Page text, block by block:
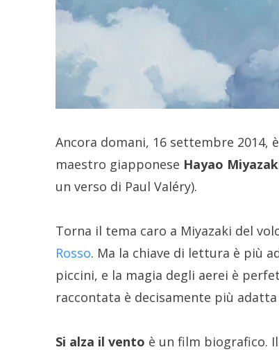
Ancora domani, 16 settembre 2014,
maestro giapponese Hayao
un verso di Paul Valéry).
Torna il tema caro a Miyazaki del
Rosso. Ma la chiave di lettura è più
piccini, e la magia degli aerei è
raccontata è decisamente più
Si alza il vento è un film biografico.